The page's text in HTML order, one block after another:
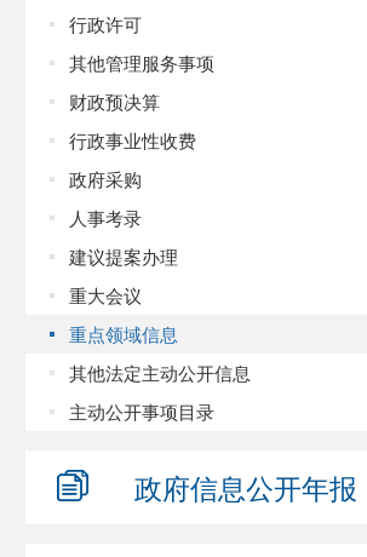
行政许可
其他管理服务事项
财政预决算
行政事业性收费
政府采购
人事考录
建议提案办理
重大会议
重点领域信息
其他法定主动公开信息
主动公开事项目录
政府信息公开年报